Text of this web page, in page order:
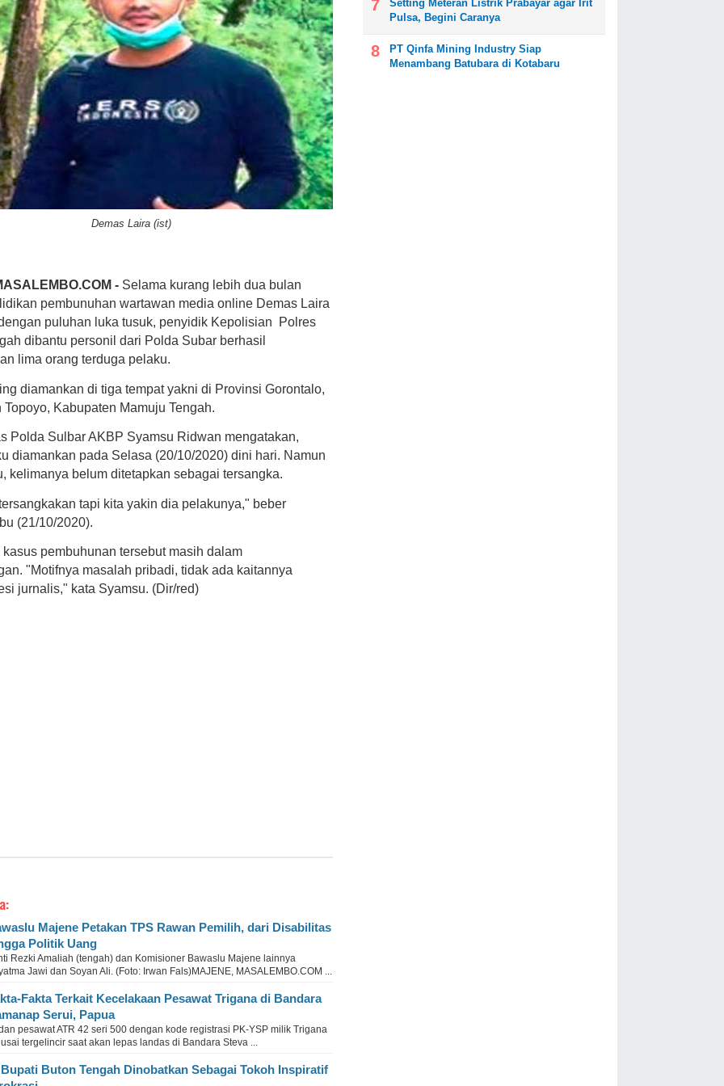
Demas Laira (ist)
- Selama kurang lebih dua bulan
pembunuhan wartawan media online Demas Laira
puluhan luka tusuk, penyidik Kepolisian Polres
dibantu personil dari Polda Subar berhasil
lima orang terduga pelaku.
diamankan di tiga tempat yakni di Provinsi Gorontalo,
Topoyo, Kabupaten Mamuju Tengah.
Polda Sulbar AKBP Syamsu Ridwan mengatakan,
diamankan pada Selasa (20/10/2020) dini hari. Namun
kelimanya belum ditetapkan sebagai tersangka.
tapi kita yakin dia pelakunya," beber
(21/10/2020).
kasus pembuhunan tersebut masih dalam
"Motifnya masalah pribadi, tidak ada kaitannya
jurnalis," kata Syamsu. (Dir/red)
Majene Petakan TPS Rawan Pemilih, dari Disabilitas
Politik Uang
Rezki Amaliah (tengah) dan Komisioner Bawaslu Majene lainnya
Jawi dan Soyan Ali. (Foto: Irwan Fals)MAJENE, MASALEMBO.COM ...
Fakta Terkait Kecelakaan Pesawat Trigana di Bandara
Serui, Papua
pesawat ATR 42 seri 500 dengan kode registrasi PK-YSP milik Trigana
tergelincir saat akan lepas landas di Bandara Steva ...
Buton Tengah Dinobatkan Sebagai Tokoh Inspiratif
Setting Meteran Listrik Prabayar agar Irit
Pulsa, Begini Caranya
PT Qinfa Mining Industry Siap
Menambang Batubara di Kotabaru